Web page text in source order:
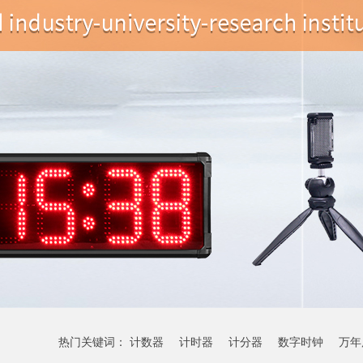
热门关键词： 计数器 计时器 计分器 数字时钟 万